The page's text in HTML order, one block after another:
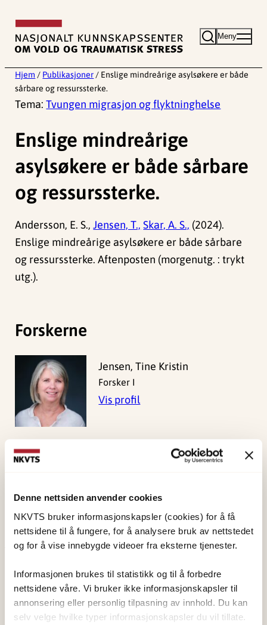
Denne nettsiden anvender cookies
NKVTS bruker informasjonskapsler (cookies) for å få
nettsidene til å fungere, for å analysere bruk av nettstedet
og for å vise innebygde videoer fra eksterne tjenester.
Informasjonen brukes til statistikk og til å forbedre
nettsidene våre. Vi bruker ikke informasjonskapsler til
annonsering eller personlig tilpasning av innhold. Du kan
selv velge hvilke typer informasjonskapsler du vil tillate.
innhold
Meny
Hjem / Publikasjoner / Enslige mindreårige asylsøkere er både
sårbare og ressurssterke.
Tema:Tvungen migrasjon og flyktninghelse
Enslige mindreårige
asylsøkere er både sårbare
og ressurssterke.
Andersson, E. S.,Jensen, T., Skar, A. S., (2024).
Enslige mindreårige asylsøkere er både sårbare
og ressurssterke. Aftenposten (morgenutg. : trykt
utg.).
Forskerne
Jensen, Tine Kristin
Forsker I
Vis profil
Skar, Ane-Marthe
Vis profil
Sist redigert:6. august 2026